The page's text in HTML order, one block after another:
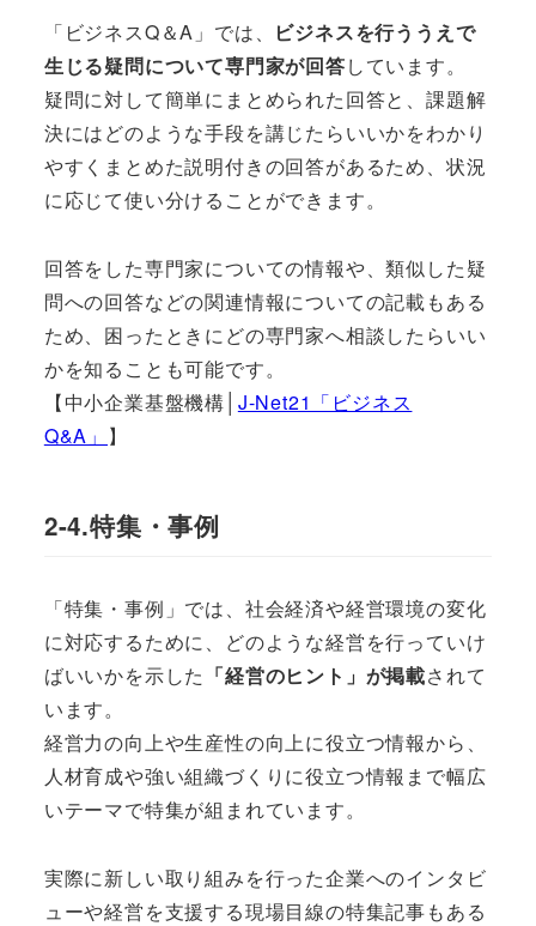
「ビジネスQ＆A」では、
ビジネスを行ううえで
生じる疑問について専門家が回答しています。
疑問に対して簡単にまとめられた回答と、課題解
決にはどのような手段を講じたらいいかをわかり
やすくまとめた説明付きの回答があるため、状況
に応じて使い分けることができます。
回答をした専門家についての情報や、類似した疑
問への回答などの関連情報についての記載もある
ため、困ったときにどの専門家へ相談したらいい
かを知ることも可能です。
【中小企業基盤機構│ J-Net21「ビジネス
Q&A」 】
2-4.特集・事例
「特集・事例」では、社会経済や経営環境の変化
に対応するために、どのような経営を行っていけ
ばいいかを示した 「経営のヒント」が掲載されて
います。
経営力の向上や生産性の向上に役立つ情報から、
人材育成や強い組織づくりに役立つ情報まで幅広
いテーマで特集が組まれています。
実際に新しい取り組みを行った企業へのインタビ
ューや経営を支援する現場目線の特集記事もある